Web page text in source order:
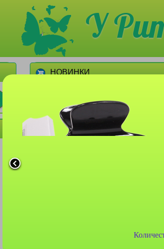
У
НОВИНКИ